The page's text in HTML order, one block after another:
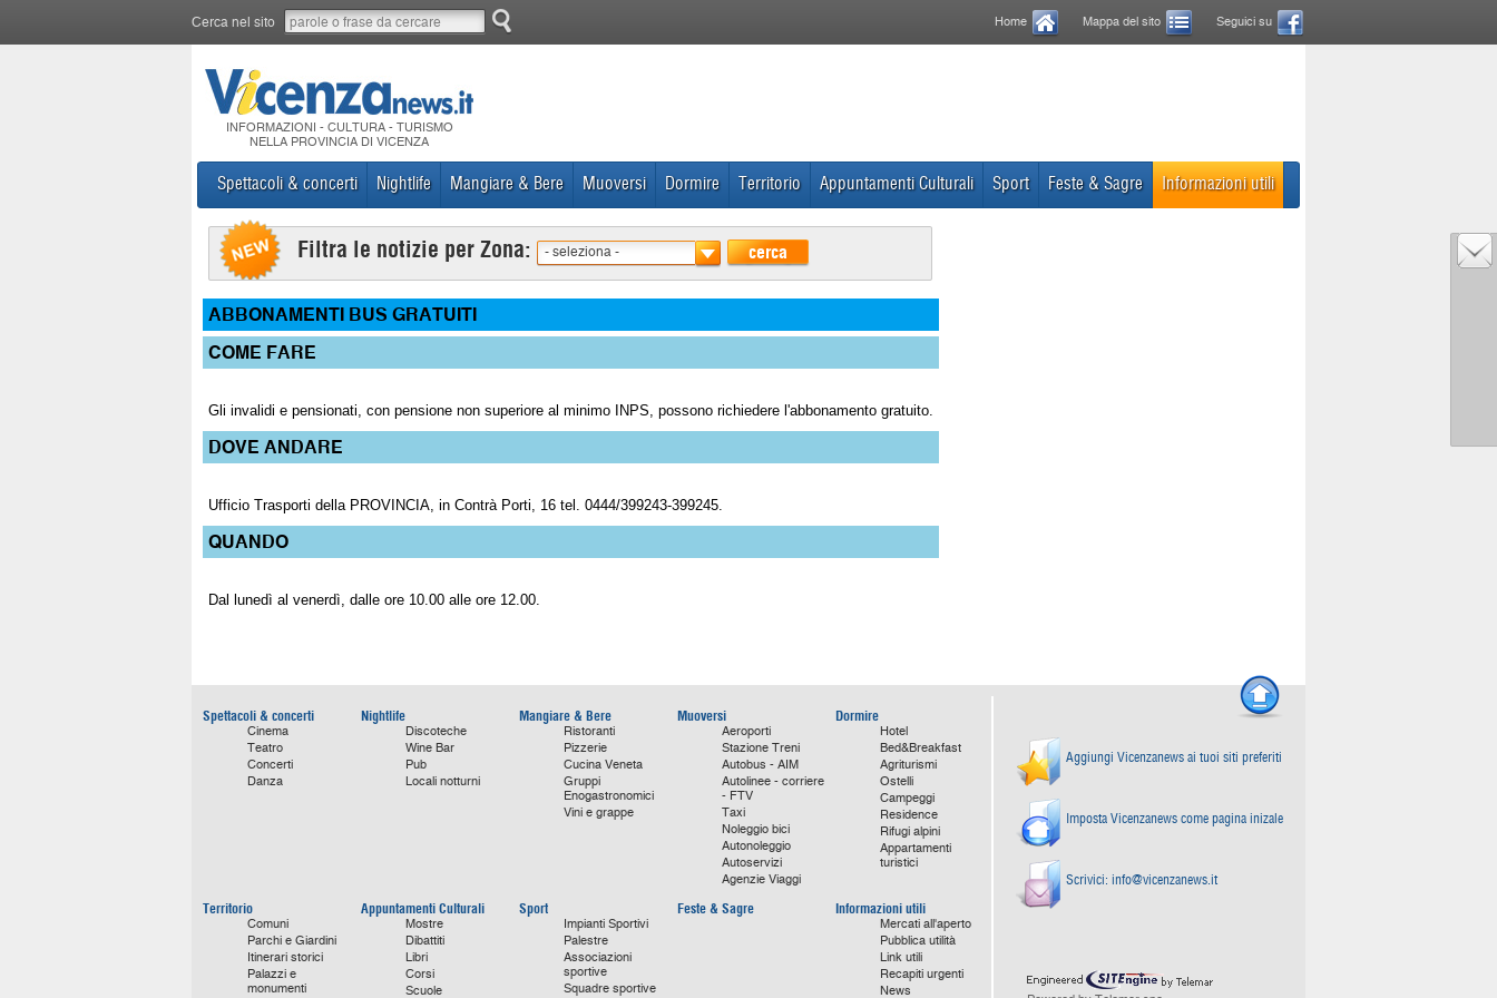
Cerca nel sito Home Mappa del sito Seguici su
INFORMAZIONI - CULTURA - TURISMO
NELLA PROVINCIA DI VICENZA
Spettacoli & concerti Nightlife Mangiare & Bere Muoversi Dormire Territorio Appuntamenti Culturali Sport Feste & Sagre Informazioni utili
Filtra le notizie per Zona: - seleziona - cerca
ABBONAMENTI BUS GRATUITI
COME FARE
Gli invalidi e pensionati, con pensione non superiore al minimo INPS, possono richiedere l'abbonamento gratuito.
DOVE ANDARE
Ufficio Trasporti della PROVINCIA, in Contrà Porti, 16 tel. 0444/399243-399245.
QUANDO
Dal lunedì al venerdì, dalle ore 10.00 alle ore 12.00.
Spettacoli & concerti
Cinema
Teatro
Concerti
Danza
Nightlife
Discoteche
Wine Bar
Pub
Locali notturni
Mangiare & Bere
Ristoranti
Pizzerie
Cucina Veneta
Gruppi
Enogastronomici
Vini e grappe
Muoversi
Aeroporti
Stazione Treni
Autobus - AIM
Autolinee - corriere
- FTV
Taxi
Noleggio bici
Autonoleggio
Autoservizi
Agenzie Viaggi
Dormire
Hotel
Bed&Breakfast
Agriturismi
Ostelli
Campeggi
Residence
Rifugi alpini
Appartamenti
turistici
Territorio
Comuni
Parchi e Giardini
Itinerari storici
Palazzi e
monumenti
Appuntamenti Culturali
Mostre
Dibattiti
Libri
Corsi
Scuole
Sport
Impianti Sportivi
Palestre
Associazioni
sportive
Squadre sportive
Feste & Sagre Informazioni utili
Mercati all'aperto
Pubblica utilità
Link utili
Recapiti urgenti
News
Aggiungi Vicenzanews ai tuoi siti preferiti
Imposta Vicenzanews come pagina inizale
Scrivici: info@vicenzanews.it